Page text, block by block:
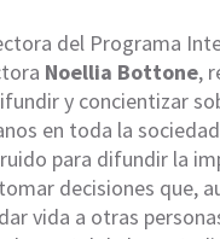
del Programa
Noellia Bottone,
y concientizar
en toda la
para difundir la
decisiones que,
vida a otras